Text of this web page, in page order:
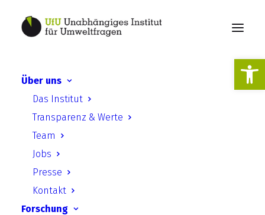
Über uns
Das Institut
Transparenz & Werte
Team
Jobs
Presse
Kontakt
Forschung
Von Zielgruppen zu aktiv
Handelnden. Strategien zur
Gestaltung von
Informationsformaten in
der energetischen
Sanierung